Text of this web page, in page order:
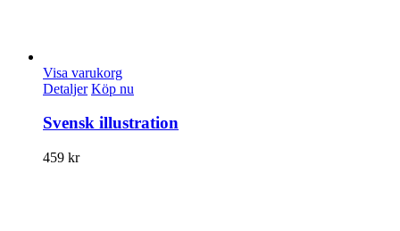
Visa varukorg
Detaljer Köp nu
Svensk illustration
459 kr